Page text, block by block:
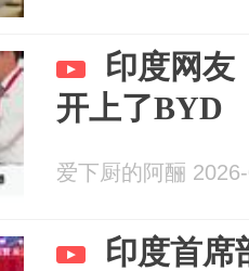
印度网友
开上了BYD
爱下厨的阿酾
印度首席